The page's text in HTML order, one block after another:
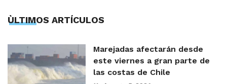
ÙLTIMOS ARTÍCULOS
Marejadas afectarán desde
este viernes a gran parte de
las costas de Chile